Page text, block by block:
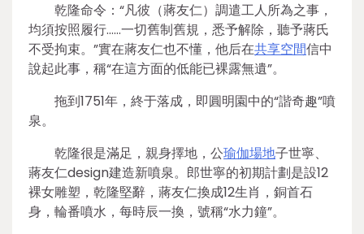
乾隆命令：“凡彼（蔣友仁）調遣工人所為之事，
均須按照履行……一切舊制舊規，悉予解除，聽予蔣氏
不受拘束。”實在蔣友仁也不懂，他后在共享空間信中
說起此事，稱“在這方面的低能已裸露無遺”。
拖到1751年，終于落成，即圓明園中的“諧奇趣”噴
泉。
乾隆很是滿足，親身擇地，公瑜伽場地子世寧、
蔣友仁design建造新噴泉。郎世寧的初期計劃是設12
裸女雕塑，乾隆堅辭，蔣友仁換成12生肖，銅首石
身，輪番噴水，每時辰一換，號稱“水力鐘”。